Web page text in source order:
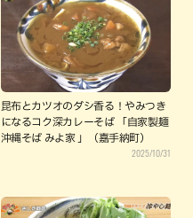
昆布とカツオのダシ香る！やみつき
になるコク深カレーそば 「自家製麺
沖縄そば みよ家 」（嘉手納町）
2025/10/31